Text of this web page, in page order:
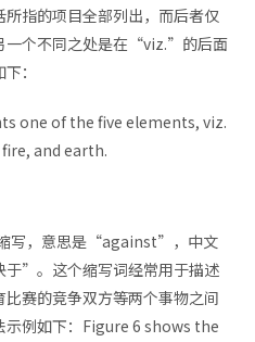
指的项目全部列出，而后者仅
一个不同之处是在“viz.”的后面
：
one of the five elements, viz.
and earth.
写，意思是“against”，中文
”。这个缩写词经常用于描述
赛的竞争双方等两个事物之间
示例如下：Figure 6 shows the